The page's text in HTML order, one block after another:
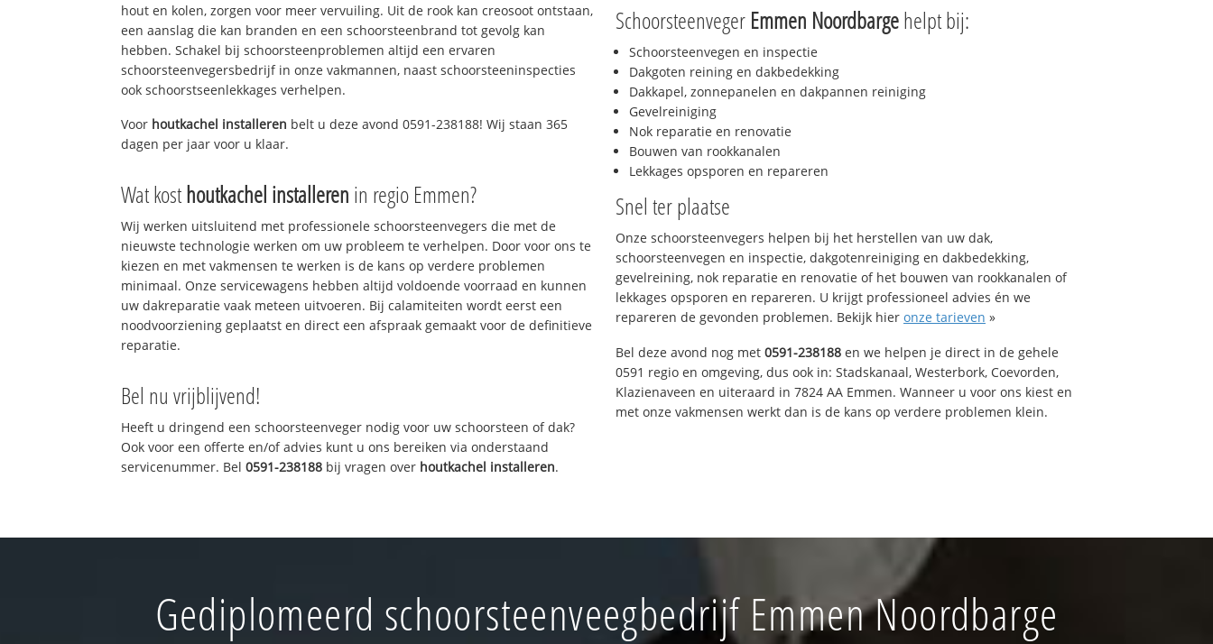
hout en kolen, zorgen voor meer vervuiling. Uit de rook kan creosoot ontstaan,
een aanslag die kan branden en een schoorsteenbrand tot gevolg kan
hebben. Schakel bij schoorsteenproblemen altijd een ervaren
schoorsteenvegersbedrijf in onze vakmannen, naast schoorsteeninspecties
ook schoorstseenlekkages verhelpen.
Voor houtkachel installeren belt u deze avond 0591-238188! Wij staan 365
dagen per jaar voor u klaar.
Wat kosthoutkachel installeren in regio Emmen?
Wij werken uitsluitend met professionele schoorsteenvegers die met de
nieuwste technologie werken om uw probleem te verhelpen. Door voor ons te
kiezen en met vakmensen te werken is de kans op verdere problemen
minimaal. Onze servicewagens hebben altijd voldoende voorraad en kunnen
uw dakreparatie vaak meteen uitvoeren. Bij calamiteiten wordt eerst een
noodvoorziening geplaatst en direct een afspraak gemaakt voor de definitieve
reparatie.
Bel nu vrijblijvend!
Heeft u dringend een schoorsteenveger nodig voor uw schoorsteen of dak?
Ook voor een offerte en/of advies kunt u ons bereiken via onderstaand
servicenummer. Bel0591-238188 bij vragen over houtkachel installeren.
Schoorsteenveger Emmen Noordbargehelpt bij:
Schoorsteenvegen en inspectie
Dakgoten reining en dakbedekking
Dakkapel, zonnepanelen en dakpannen reiniging
Gevelreiniging
Nok reparatie en renovatie
Bouwen van rookkanalen
Lekkages opsporen en repareren
Snel ter plaatse
Onze schoorsteenvegers helpen bij het herstellen van uw dak,
schoorsteenvegen en inspectie, dakgotenreiniging en dakbedekking,
gevelreining, nok reparatie en renovatie of het bouwen van rookkanalen of
lekkages opsporen en repareren. U krijgt professioneel advies én we
repareren de gevonden problemen. Bekijk hier onze tarieven »
Bel deze avond nog met 0591-238188 en we helpen je direct in de gehele
0591 regio en omgeving, dus ook in: Stadskanaal, Westerbork, Coevorden,
Klazienaveen en uiteraard in 7824 AA Emmen. Wanneer u voor ons kiest en
met onze vakmensen werkt dan is de kans op verdere problemen klein.
Gediplomeerd schoorsteenveegbedrijf Emmen Noordbarge